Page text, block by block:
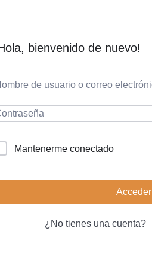
bienvenido de nuevo!
Mantenerme conectado
Acceder
¿No tienes una cuenta?